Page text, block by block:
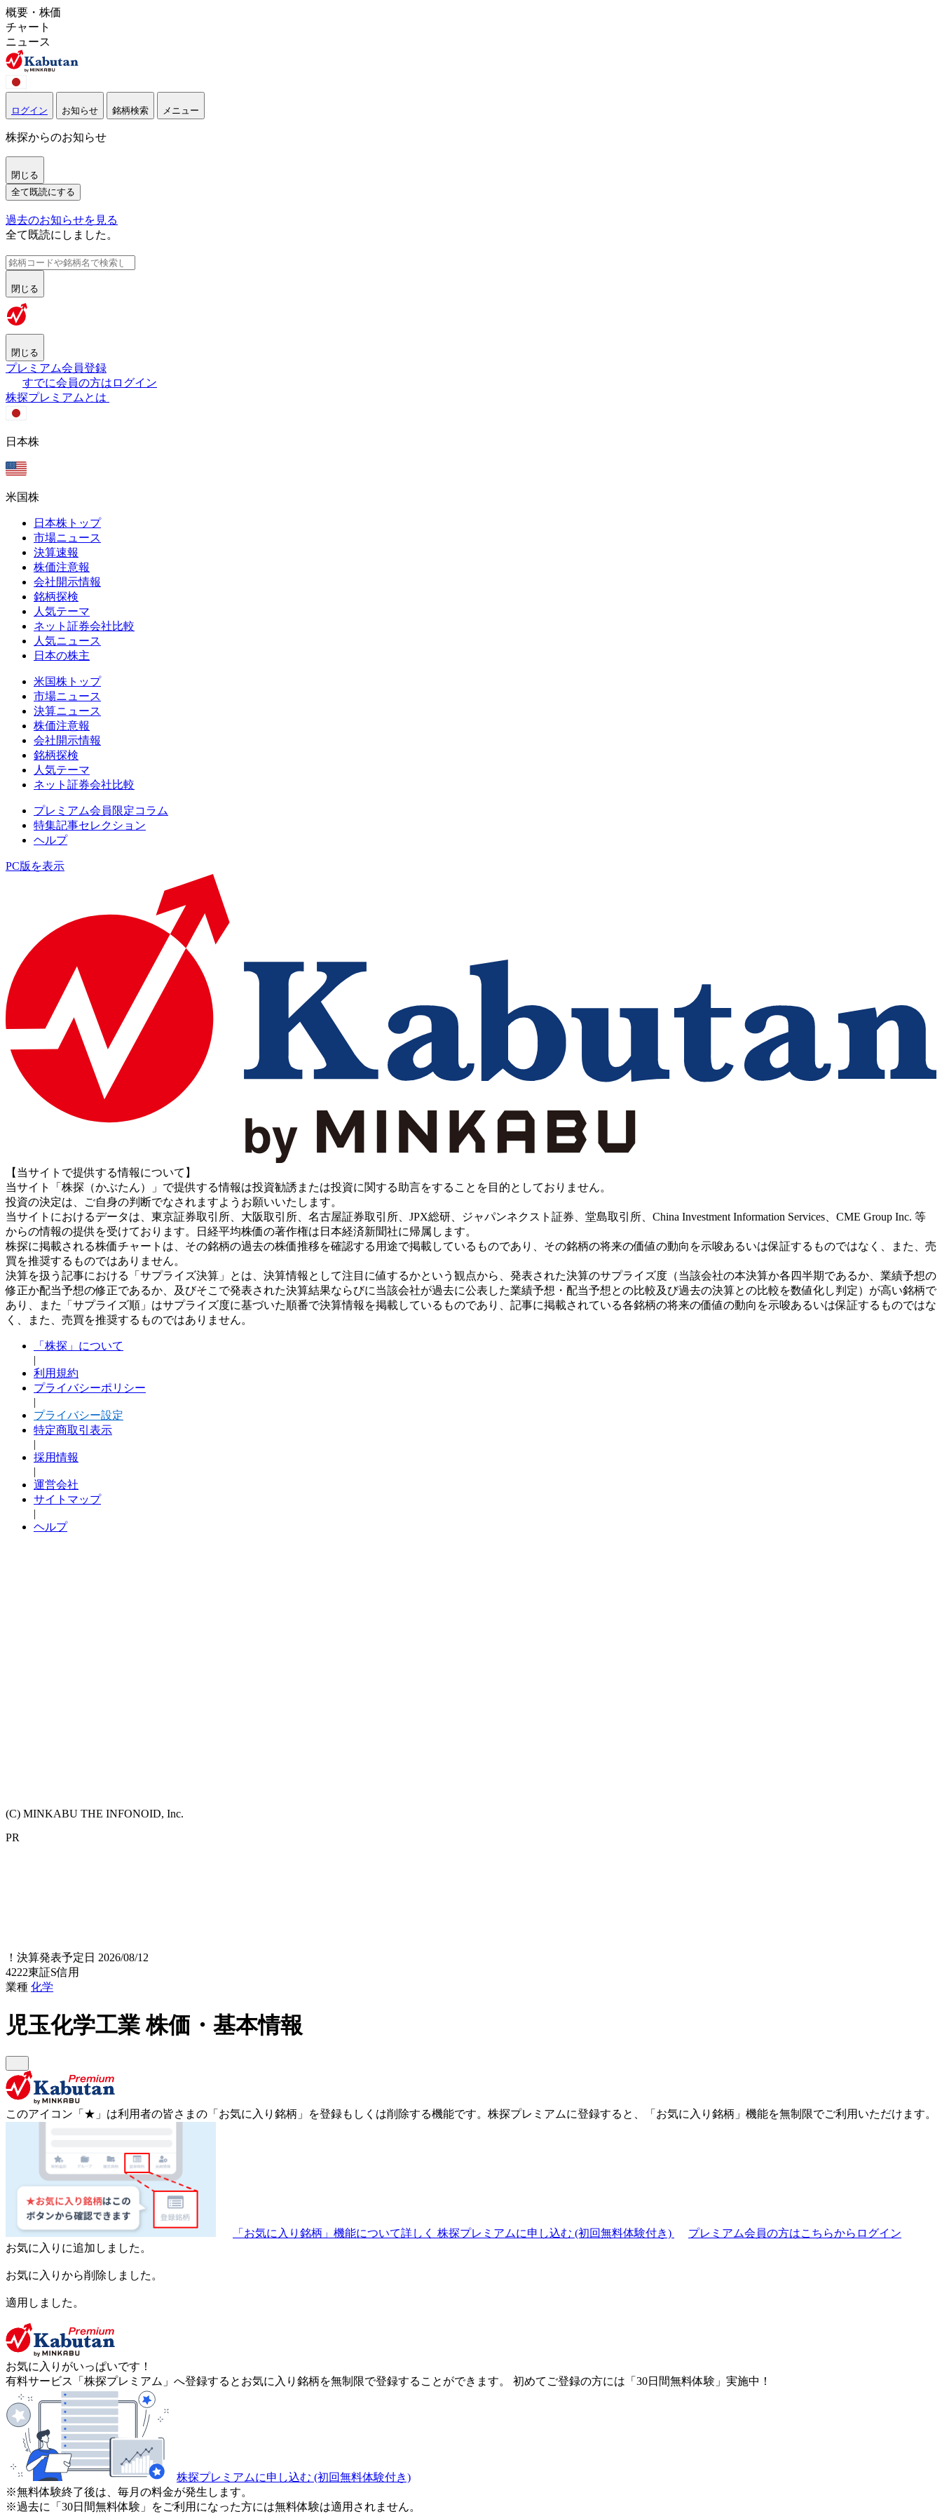
概要・株価
チャート
ニュース
ログイン お知らせ 銘柄検索 メニュー
株探からのお知らせ
閉じる
全て既読にする
過去のお知らせを見る
全て既読にしました。
閉じる
閉じる
プレミアム会員登録
すでに会員の方はログイン
株探プレミアムとは
日本株
米国株
日本株トップ
市場ニュース
決算速報
株価注意報
会社開示情報
銘柄探検
人気テーマ
ネット証券会社比較
人気ニュース
日本の株主
米国株トップ
市場ニュース
決算ニュース
株価注意報
会社開示情報
銘柄探検
人気テーマ
ネット証券会社比較
プレミアム会員限定コラム
特集記事セレクション
ヘルプ
PC版を表示
【当サイトで提供する情報について】
当サイト「株探（かぶたん）」で提供する情報は投資勧誘または投資に関する助言をすることを目的としておりません。
投資の決定は、ご自身の判断でなされますようお願いいたします。
当サイトにおけるデータは、東京証券取引所、大阪取引所、名古屋証券取引所、JPX総研、ジャパンネクスト証券、堂島取引所、China Investment Information Services、CME Group Inc. 等
からの情報の提供を受けております。日経平均株価の著作権は日本経済新聞社に帰属します。
株探に掲載される株価チャートは、その銘柄の過去の株価推移を確認する用途で掲載しているものであり、その銘柄の将来の価値の動向を示唆あるいは保証するものではなく、また、売
買を推奨するものではありません。
決算を扱う記事における「サプライズ決算」とは、決算情報として注目に値するかという観点から、発表された決算のサプライズ度（当該会社の本決算か各四半期であるか、業績予想の
修正か配当予想の修正であるか、及びそこで発表された決算結果ならびに当該会社が過去に公表した業績予想・配当予想との比較及び過去の決算との比較を数値化し判定）が高い銘柄で
あり、また「サプライズ順」はサプライズ度に基づいた順番で決算情報を掲載しているものであり、記事に掲載されている各銘柄の将来の価値の動向を示唆あるいは保証するものではな
く、また、売買を推奨するものではありません。
「株探」について
|
利用規約
プライバシーポリシー
|
プライバシー設定
特定商取引表示
|
採用情報
|
運営会社
サイトマップ
|
ヘルプ
(C) MINKABU THE INFONOID, Inc.
PR
！ 決算発表予定日 2026/08/12
4222東証S信用
業種 化学
児玉化学工業株価・基本情報
このアイコン 「★」 は利用者の皆さまの 「お気に入り銘柄」を登録もしくは削除する機能です。 株探プレミアムに登録すると、「お気に入り銘柄」機能を無制限でご利用いただけます。
「お気に入り銘柄」機能について詳しく 株探プレミアムに申し込む (初回無料体験付き)
プレミアム会員の方はこちらからログイン
お気に入りに追加しました。
お気に入りから削除しました。
適用しました。
お気に入りがいっぱいです！
有料サービス「株探プレミアム」へ登録するとお気に入り銘柄を無制限で登録することができます。 初めてご登録の方には「30日間無料体験」実施中！
株探プレミアムに申し込む (初回無料体験付き)
※無料体験終了後は、毎月の料金が発生します。
※過去に「30日間無料体験」をご利用になった方には無料体験は適用されません。